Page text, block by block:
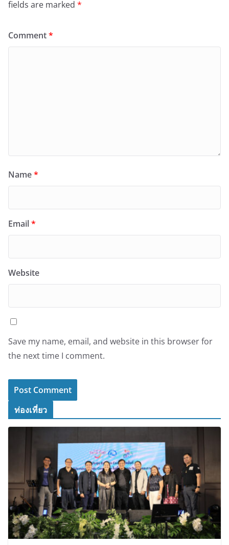
fields are marked *
Comment*
Name*
Email*
Website
Save my name, email, and website in this browser for
the next time I comment.
ท่องเที่ยว